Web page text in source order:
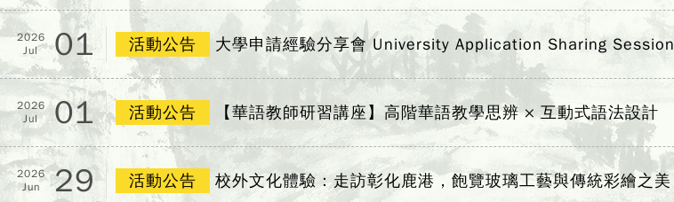
2026
Jul
01 活動公告 大學申請經驗分享會 University Application Sharing Session
2026
Jul
01 活動公告 【華語教師研習講座】高階華語教學思辨 × 互動式語法設計
2026
Jun
29 活動公告 校外文化體驗：走訪彰化鹿港，飽覽玻璃工藝與傳統彩繪之美